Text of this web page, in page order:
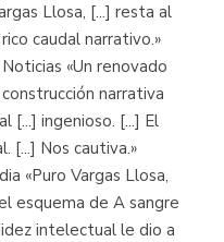
Llosa, [...] resta al
caudal narrativo.»
«Un renovado
narrativa
[...] ingenioso. [...] El
[...] Nos cautiva.»
«Puro Vargas Llosa,
esquema de A sangre
intelectual le dio a